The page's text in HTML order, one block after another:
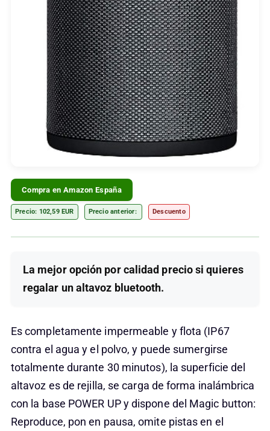
Compra en Amazon España
Precio: 102,59 EUR Precio anterior: Descuento
La mejor opción por calidad precio si quieres
regalar un altavoz bluetooth.
Es completamente impermeable y flota (IP67
contra el agua y el polvo, y puede sumergirse
totalmente durante 30 minutos), la superficie del
altavoz es de rejilla, se carga de forma inalámbrica
con la base POWER UP y dispone del Magic button:
Reproduce, pon en pausa, omite pistas en el